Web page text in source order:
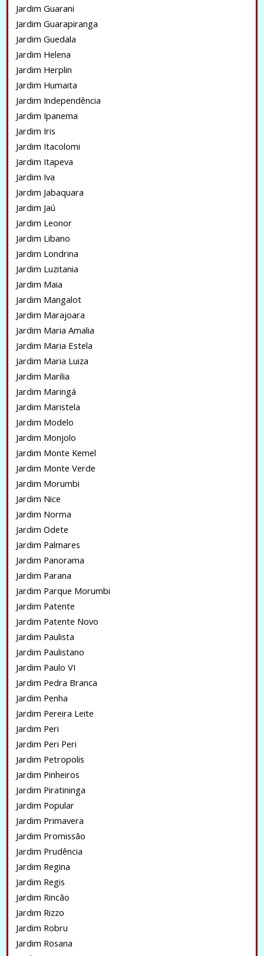
Jardim Guarani
Jardim Guarapiranga
Jardim Guedala
Jardim Helena
Jardim Herplin
Jardim Humaita
Jardim Independência
Jardim Ipanema
Jardim Iris
Jardim Itacolomi
Jardim Itapeva
Jardim Iva
Jardim Jabaquara
Jardim Jaú
Jardim Leonor
Jardim Libano
Jardim Londrina
Jardim Luzitania
Jardim Maia
Jardim Mangalot
Jardim Marajoara
Jardim Maria Amalia
Jardim Maria Estela
Jardim Maria Luiza
Jardim Marilia
Jardim Maringá
Jardim Maristela
Jardim Modelo
Jardim Monjolo
Jardim Monte Kemel
Jardim Monte Verde
Jardim Morumbi
Jardim Nice
Jardim Norma
Jardim Odete
Jardim Palmares
Jardim Panorama
Jardim Parana
Jardim Parque Morumbi
Jardim Patente
Jardim Patente Novo
Jardim Paulista
Jardim Paulistano
Jardim Paulo VI
Jardim Pedra Branca
Jardim Penha
Jardim Pereira Leite
Jardim Peri
Jardim Peri Peri
Jardim Petropolis
Jardim Pinheiros
Jardim Piratininga
Jardim Popular
Jardim Primavera
Jardim Promissão
Jardim Prudência
Jardim Regina
Jardim Regis
Jardim Rincão
Jardim Rizzo
Jardim Robru
Jardim Rosana